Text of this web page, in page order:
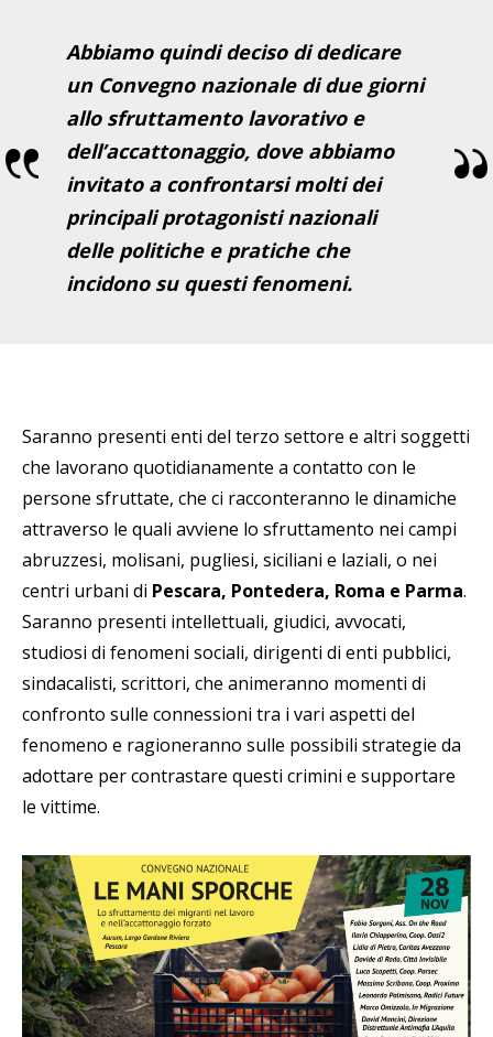
Abbiamo quindi deciso di dedicare
un Convegno nazionale di due giorni
allo sfruttamento lavorativo e
dell’accattonaggio, dove abbiamo
invitato a confrontarsi molti dei
principali protagonisti nazionali
delle politiche e pratiche che
incidono su questi fenomeni.
Saranno presenti enti del terzo settore e altri soggetti
che lavorano quotidianamente a contatto con le
persone sfruttate, che ci racconteranno le dinamiche
attraverso le quali avviene lo sfruttamento nei campi
abruzzesi, molisani, pugliesi, siciliani e laziali, o nei
centri urbani di Pescara, Pontedera, Roma e Parma.
Saranno presenti intellettuali, giudici, avvocati,
studiosi di fenomeni sociali, dirigenti di enti pubblici,
sindacalisti, scrittori, che animeranno momenti di
confronto sulle connessioni tra i vari aspetti del
fenomeno e ragioneranno sulle possibili strategie da
adottare per contrastare questi crimini e supportare
le vittime.